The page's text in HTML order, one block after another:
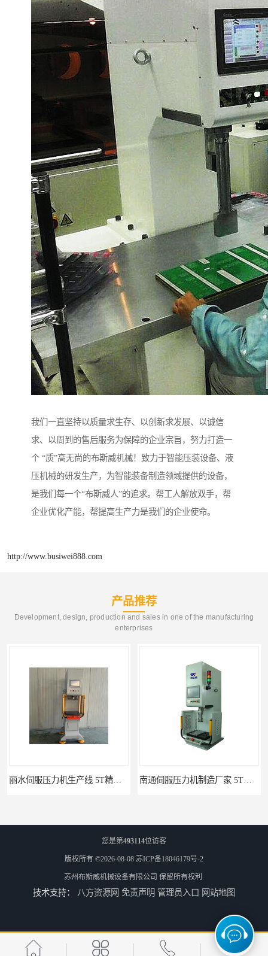
我们一直坚持以质量求生存、以创新求发展、以诚信
求、以周到的售后服务为保障的企业宗旨，努力打造一
个 “质”高无尚的布斯威机械！致力于智能压装设备、液
压机械的研发生产，为智能装备制造领域提供的设备，
是我们每一个“布斯威人”的追求。帮工人解放双手，帮
企业优化产能，帮提高生产力是我们的企业使命。
http://www.busiwei888.com
产品推荐
Development, design, production and sales in one of the manufacturing
enterprises
丽水伺服压力机生产线 5T精密伺服压力机 布斯威机械设备 南通伺服压力机制造厂家 5T精密伺服压力机 布斯威机械设备
池州伺服压力机生产线 5T精密伺服压力机 布斯威机械设备 山东伺服压力机制造厂家 5T精密伺服压力机 布斯威机械设备
您是第493114位访客
版权所有 ©2026-08-08 苏ICP备18046179号-2
苏州布斯威机械设备有限公司 保留所有权利.
技术支持： 八方资源网 免责声明 管理员入口 网站地图